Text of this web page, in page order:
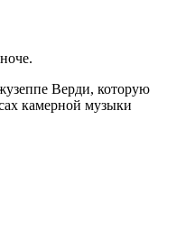
Верди, которую
камерной музыки